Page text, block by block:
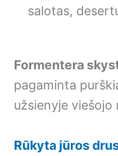
salotas,
Formentera
pagaminta
užsienyje viešojo
Rūkyta jūros